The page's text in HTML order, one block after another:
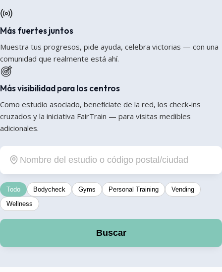
Más fuertes juntos
Muestra tus progresos, pide ayuda, celebra victorias — con una
comunidad que realmente está ahí.
Más visibilidad para los centros
Como estudio asociado, benefíciate de la red, los check-ins
cruzados y la iniciativa FairTrain — para visitas medibles
adicionales.
Todo Bodycheck Gyms Personal Training
Vending
Wellness
Buscar